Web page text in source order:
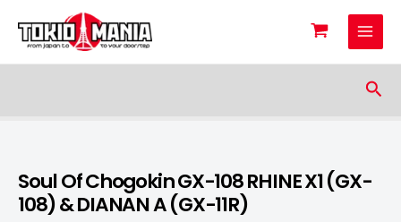
Skip to content
Soul Of Chogokin GX-108 RHINE X1 (GX-
108) & DIANAN A (GX-11R)